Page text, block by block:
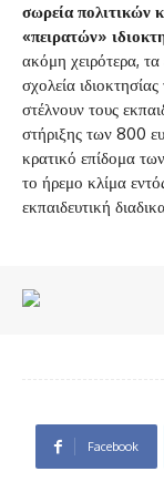
σωρεία πολιτικών
«πειρατών»
ακόμη χειρότερα,
σχολεία ιδιοκτησίας
στέλνουν τους
στήριξης των 800
κρατικό επίδομα
το ήρεμο κλίμα
εκπαιδευτική
Facebook